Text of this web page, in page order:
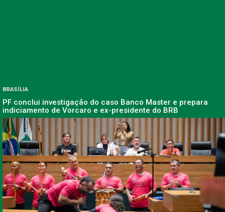
BRASÍLIA
PF conclui investigação do caso Banco Master e prepara
indiciamento de Vorcaro e ex-presidente do BRB